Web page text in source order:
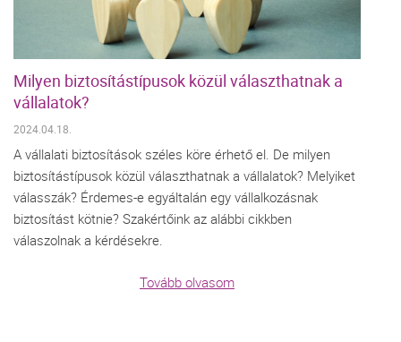
Milyen biztosítástípusok közül választhatnak a
vállalatok?
2024.04.18.
A vállalati biztosítások széles köre érhető el. De milyen
biztosítástípusok közül választhatnak a vállalatok? Melyiket
válasszák? Érdemes-e egyáltalán egy vállalkozásnak
biztosítást kötnie? Szakértőink az alábbi cikkben
válaszolnak a kérdésekre.
Tovább olvasom